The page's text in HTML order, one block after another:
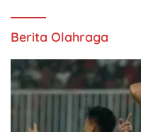
Berita Olahraga